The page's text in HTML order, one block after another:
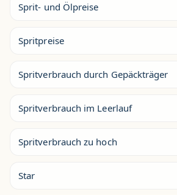
Sprit- und Ölpreise
Spritpreise
Spritverbrauch durch Gepäckträger
Spritverbrauch im Leerlauf
Spritverbrauch zu hoch
Star